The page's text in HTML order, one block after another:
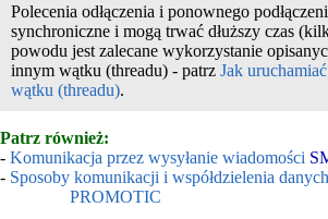
Polecenia odłączenia i ponownego
synchroniczne i mogą trwać dłuższy czas
powodu jest zalecane wykorzystanie
innym wątku (threadu) - patrz Jak
wątku (threadu).
Patrz również:
- Komunikacja przez wysyłanie wiadomości
- Sposoby komunikacji i współdzielenia
PROMOTIC